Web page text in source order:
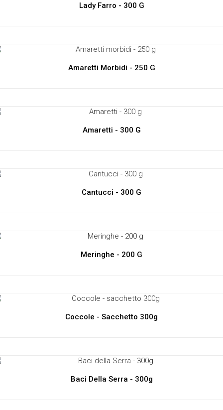
Lady Farro - 300 G
Amaretti Morbidi - 250 G
Amaretti - 300 G
Cantucci - 300 G
Meringhe - 200 G
Coccole - Sacchetto 300g
Baci Della Serra - 300g